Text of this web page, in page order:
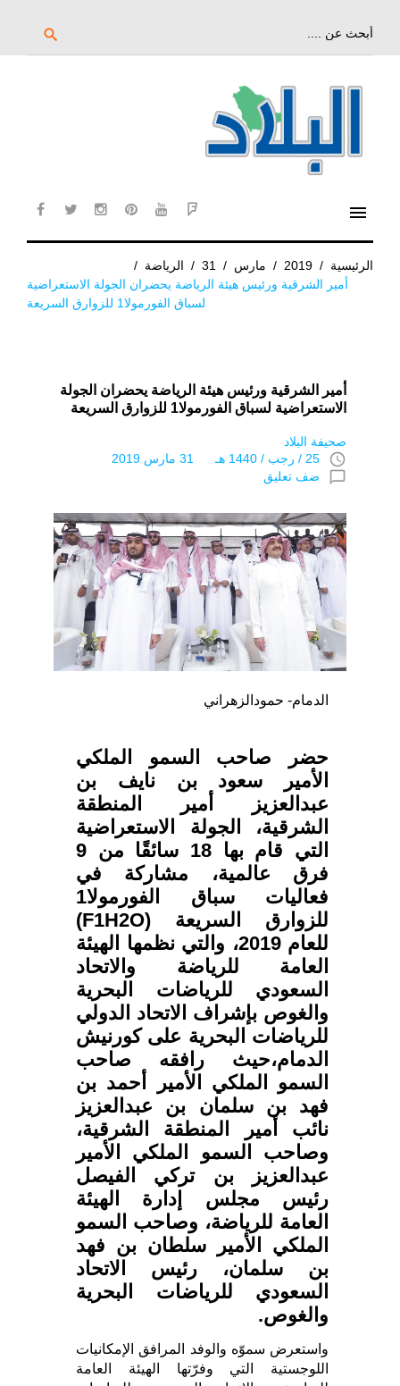
search
menu
الرئيسية /
2019
/ مارس /
31
/ الرياضة /
أمير الشرقية ورئيس هيئة الرياضة يحضران الجولة الاستعراضية
لسباق الفورمولا1 للزوارق السريعة
أمير الشرقية ورئيس هيئة الرياضة يحضران الجولة
الاستعراضية لسباق الفورمولا1 للزوارق السريعة
صحيفة البلاد
access_time 25 / رجب / 1440 هـ 31 مارس 2019
chat_bubble_outline ضف تعليق
الدمام- حمودالزهراني
حضر صاحب السمو الملكي
الأمير سعود بن نايف بن
عبدالعزيز أمير المنطقة
الشرقية، الجولة الاستعراضية
التي قام بها 18 سائقًا من 9
فرق عالمية، مشاركة في
فعاليات سباق الفورمولا1
للزوارق السريعة (F1H2O)
للعام 2019، والتي نظمها الهيئة
العامة للرياضة والاتحاد
السعودي للرياضات البحرية
والغوص بإشراف الاتحاد الدولي
للرياضات البحرية على كورنيش
الدمام،حيث رافقه صاحب
السمو الملكي الأمير أحمد بن
فهد بن سلمان بن عبدالعزيز
نائب أمير المنطقة الشرقية،
وصاحب السمو الملكي الأمير
عبدالعزيز بن تركي الفيصل
رئيس مجلس إدارة الهيئة
العامة للرياضة، وصاحب السمو
الملكي الأمير سلطان بن فهد
بن سلمان، رئيس الاتحاد
السعودي للرياضات البحرية
والغوص.
واستعرض سموّه والوفد المرافق الإمكانيات
اللوجستية التي وفرّتها الهيئة العامة